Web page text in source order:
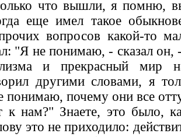
что вышли, я помню,
еще имел такое
вопросов какой-то
"Я не понимаю, - сказал
и прекрасный мир
другими словами, я
понимаю, почему они все
к нам?" Знаете, это было,
это не приходило: